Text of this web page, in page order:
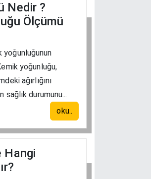
Nedir ?
Ölçümü
yoğunluğunun
yoğunluğu,
ağırlığını
durumunu...
oku..
Hangi